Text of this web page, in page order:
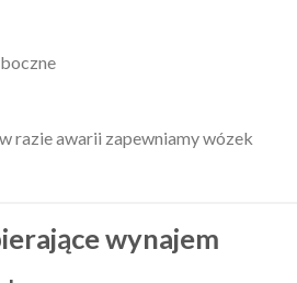
razie awarii zapewniamy wózek
wynajem